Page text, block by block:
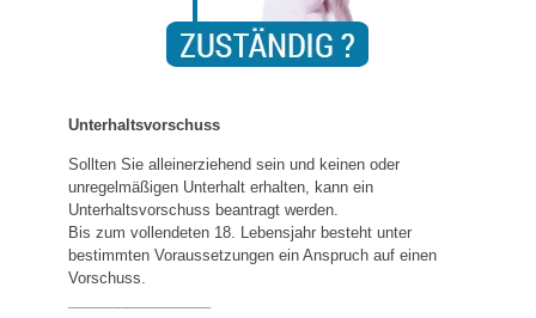
Unterhaltsvorschuss
Sollten Sie alleinerziehend sein und keinen oder
unregelmäßigen Unterhalt erhalten, kann ein
Unterhaltsvorschuss beantragt werden.
Bis zum vollendeten 18. Lebensjahr besteht unter
bestimmten Voraussetzungen ein Anspruch auf einen
Vorschuss.